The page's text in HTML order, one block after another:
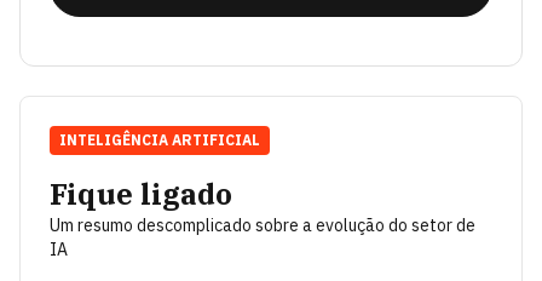
Fique ligado
Um resumo descomplicado sobre a evolução do setor de
IA
INTELIGÊNCIA ARTIFICIAL